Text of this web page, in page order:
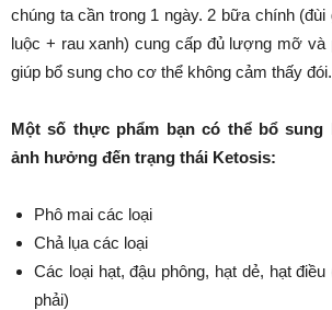
chúng ta cần trong 1 ngày. 2 bữa chính (đùi
luộc + rau xanh) cung cấp đủ lượng mỡ và
giúp bổ sung cho cơ thể không cảm thấy đói.
Một số thực phẩm bạn có thể bổ sung
ảnh hưởng đến trạng thái Ketosis:
Phô mai các loại
Chả lụa các loại
Các loại hạt, đậu phông, hạt dẻ, hạt
phải)